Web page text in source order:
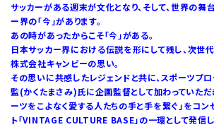
サッカーがある週末が文化となり、そして、世界の舞
ー界の「今」があります。
あの時があったからこそ「今」がある。
日本サッカー界における伝説を形にして残し、次世
株式会社キャンビーの思い。
その思いに共感したレジェンドと共に、スポーツプ
監(かくたまさみ)氏に企画監督として加わっていただ
ーツをこよなく愛する人たちの手と手を繋ぐ」をコン
ト「VINTAGE CULTURE BASE」の一環として発信し